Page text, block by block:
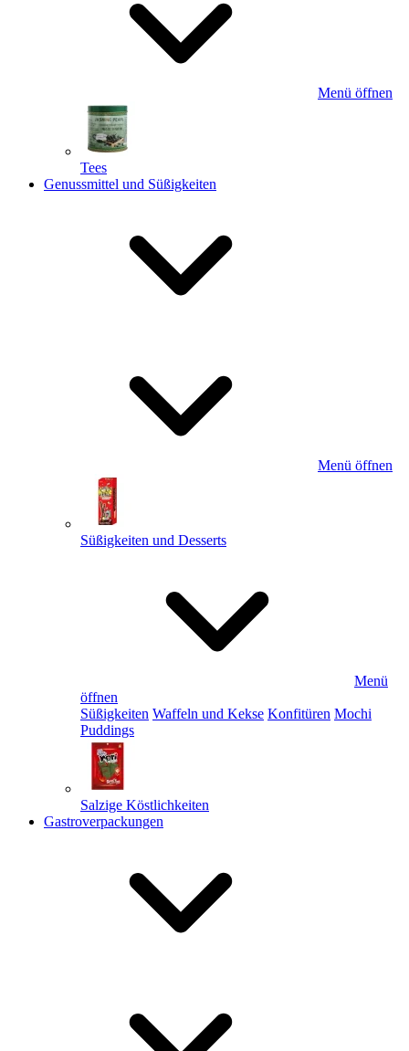
Menü öffnen
Tees
Genussmittel und Süßigkeiten
Menü öffnen
Süßigkeiten und Desserts
Menü
öffnen
Süßigkeiten Waffeln und Kekse Konfitüren Mochi
Puddings
Salzige Köstlichkeiten
Gastroverpackungen